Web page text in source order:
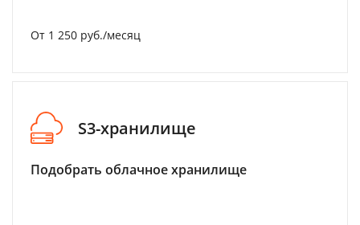
От 1 250 руб./месяц
S3-хранилище
Подобрать облачное хранилище